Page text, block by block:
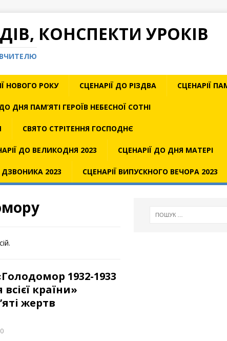
КОНСПЕКТИ УРОКІВ
ВЧИТЕЛЮ
НОВОГО РОКУ СЦЕНАРІЇ ДО РІЗДВА СЦЕНАРІЇ
ДНЯ ПАМ’ЯТІ ГЕРОЇВ НЕБЕСНОЇ СОТНІ
СВЯТО СТРІТЕННЯ ГОСПОДНЄ
ДО ВЕЛИКОДНЯ 2023 СЦЕНАРІЇ ДО ДНЯ МАТЕРІ
2023 СЦЕНАРІЇ ВИПУСКНОГО ВЕЧОРА 2023
1932-1933
країни»
жертв
0